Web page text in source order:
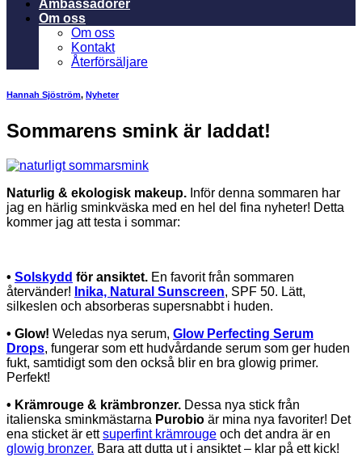
Ambassadörer
Om oss
Om oss
Kontakt
Återförsäljare
Hannah Sjöström, Nyheter
Sommarens smink är laddat!
Naturlig & ekologisk makeup. Inför denna sommaren har
jag en härlig sminkväska med en hel del fina nyheter! Detta
kommer jag att testa i sommar:
• Solskydd för ansiktet. En favorit från sommaren
återvänder! Inika, Natural Sunscreen, SPF 50. Lätt,
silkeslen och absorberas supersnabbt i huden.
• Glow! Weledas nya serum, Glow Perfecting Serum
Drops, fungerar som ett hudvårdande serum som ger huden
fukt, samtidigt som den också blir en bra glowig primer.
Perfekt!
• Krämrouge & krämbronzer. Dessa nya stick från
italienska sminkmästarna Purobio är mina nya favoriter! Det
ena sticket är ettsuperfint krämrouge och det andra är en
glowig bronzer. Bara att dutta ut i ansiktet – klar på ett kick!